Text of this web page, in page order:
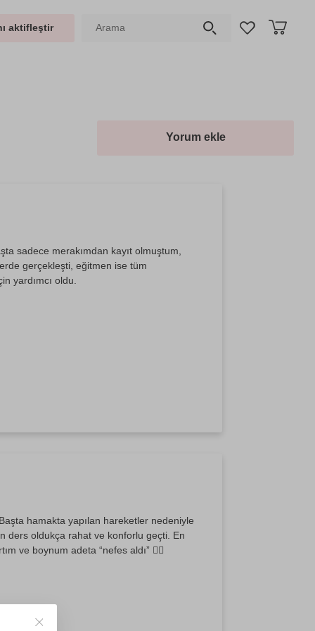
aktifleştir
Yorum ekle
sadece merakımdan kayıt olmuştum,
gerçekleşti, eğitmen ise tüm
yardımcı oldu.
hamakta yapılan hareketler nedeniyle
ders oldukça rahat ve konforlu geçti. En
ve boynum adeta “nefes aldı” 🧘‍♀️